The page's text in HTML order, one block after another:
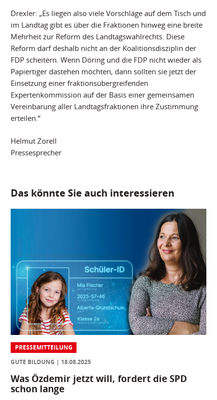
Drexler: „Es liegen also viele Vorschläge auf dem Tisch und
im Landtag gibt es über die Fraktionen hinweg eine breite
Mehrheit zur Reform des Landtagswahlrechts. Diese
Reform darf deshalb nicht an der Koalitionsdisziplin der
FDP scheitern. Wenn Döring und die FDP nicht wieder als
Papiertiger dastehen möchten, dann sollten sie jetzt der
Einsetzung einer fraktionsübergreifenden
Expertenkommission auf der Basis einer gemeinsamen
Vereinbarung aller Landtagsfraktionen ihre Zustimmung
erteilen.“
Helmut Zorell
Pressesprecher
Das könnte Sie auch interessieren
PRESSEMITTEILUNG
GUTE BILDUNG
18.08.2025
Was Özdemir jetzt will, fordert die SPD
schon lange